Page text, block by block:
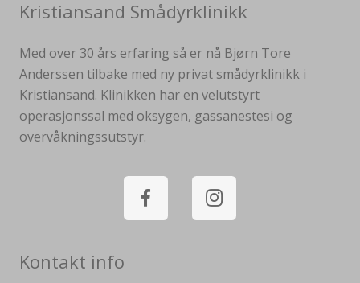
Kristiansand Smådyrklinikk
Med over 30 års erfaring så er nå Bjørn Tore
Anderssen tilbake med ny privat smådyrklinikk i
Kristiansand. Klinikken har en velutstyrt
operasjonssal med oksygen, gassanestesi og
overvåkningssutstyr.
Kontakt info